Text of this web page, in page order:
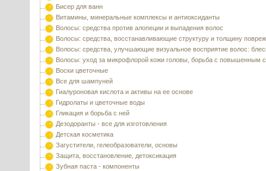
Бисер для ванн
Витамины, минеральные комплексы и антиоксиданты
Волосы: средства против алопеции и выпадения волос
Волосы: средства, восстанавливающие структуру и толщину
Волосы: средства, улучшающие визуальное восприятие волос:
Волосы: уход за микрофлорой кожи головы, борьба с повышенным
Воски цветочные
Все для шампуней
Гиалуроновая кислота и активы на ее основе
Гидролаты и цветочные воды
Гликация и борьба с ней
Дезодоранты - все для изготовления
Детская косметика
Загустители, гелеобразователи, основы
Защита, восстановление, детоксикация
Зубная паста - компоненты